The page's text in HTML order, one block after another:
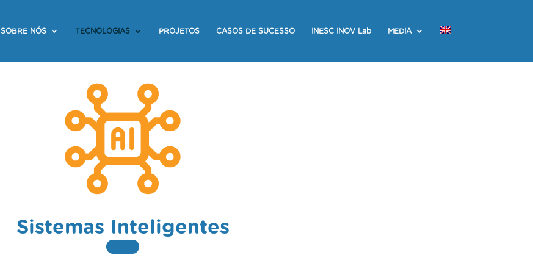
SOBRE NÓS TECNOLOGIAS PROJETOS CASOS DE SUCESSO INESC INOV Lab MEDIA
Sistemas Inteligentes